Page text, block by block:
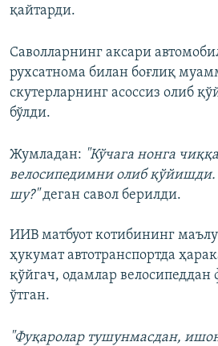
қайтарди.
Саволларнинг аксари
рухсатнома билан боғлиқ
скутерларнинг асоссиз олиб
бўлди.
Жумладан: "Кўчага нонга
велосипедимни олиб
шу?"деган савол берилди.
ИИВ матбуот котибининг
ҳукумат автотранспортда
қўйгач, одамлар
ўтган.
"Фуқаролар тушунмасдан,